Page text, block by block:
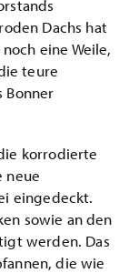
Dachs hat
eine Weile,
teure
Bonner
korrodierte
neue
eingedeckt.
sowie an den
werden. Das
die wie